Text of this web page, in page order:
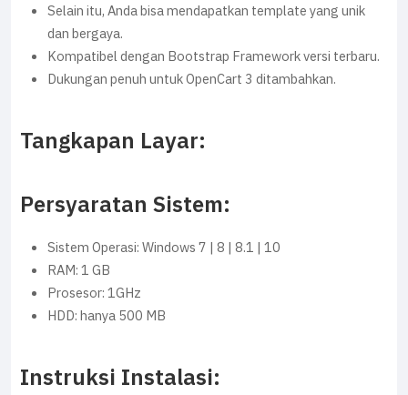
Selain itu, Anda bisa mendapatkan template yang unik
dan bergaya.
Kompatibel dengan Bootstrap Framework versi terbaru.
Dukungan penuh untuk OpenCart 3 ditambahkan.
Tangkapan Layar:
Persyaratan Sistem:
Sistem Operasi: Windows 7 | 8 | 8.1 | 10
RAM: 1 GB
Prosesor: 1GHz
HDD: hanya 500 MB
Instruksi Instalasi: